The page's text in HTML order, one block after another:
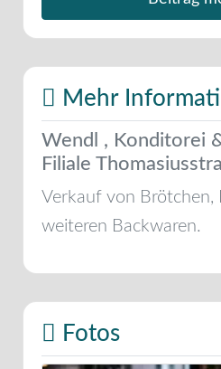
Mehr
Wendl , Konditorei
Filiale
Verkauf von Brötchen,
weiteren Backwaren.
Fotos